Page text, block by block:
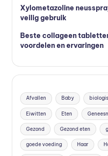
Xylometazoline
veilig gebruik
Beste collageen
voordelen en ervaringen
Afvallen Baby
Eiwitten Eten
Gezond Gezond eten
goede voeding Haar